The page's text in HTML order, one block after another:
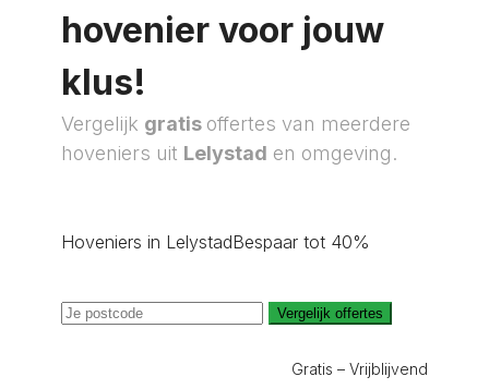
hovenier voor jouw
klus!
Vergelijk gratis offertes van meerdere
hoveniers uit Lelystad en omgeving.
Hoveniers in LelystadBespaar tot 40%
Vergelijk offertes
Gratis – Vrijblijvend